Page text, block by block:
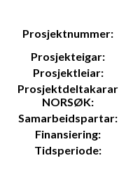
Prosjektnummer:
Prosjekteigar:
Prosjektleiar:
Prosjektdeltakarar
NORSØK:
Samarbeidspartar:
Finansiering:
Tidsperiode: